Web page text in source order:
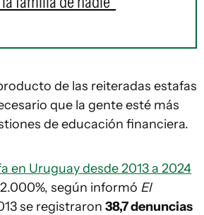
de las reiteradas estafas
que la gente esté más
de educación financiera.
en Uruguay desde 2013 a 2024
según informó El
se registraron 38,7 denuncias